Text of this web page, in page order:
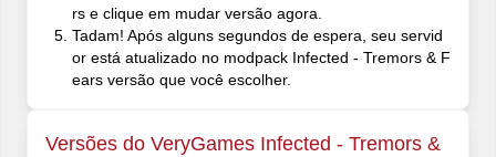
rs e clique em mudar versão agora.
Tadam! Após alguns segundos de espera, seu servid
or está atualizado no modpack Infected - Tremors & F
ears versão que você escolher.
Versões do VeryGames Infected - Tremors &